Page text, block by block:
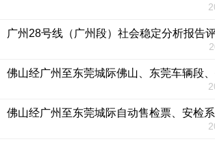
广州28号线（广州段）社会稳定分析报告
佛山经广州至东莞城际佛山、东莞车辆段
佛山经广州至东莞城际自动售检票、安检